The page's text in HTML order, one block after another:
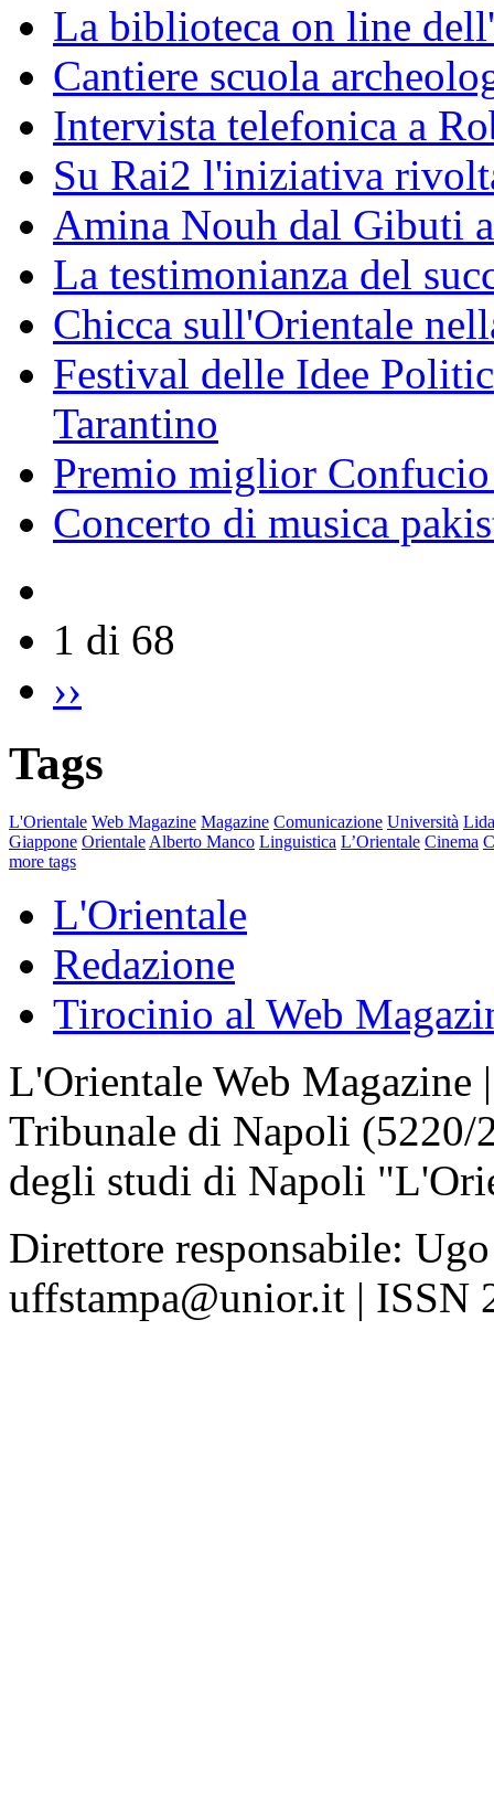
La biblioteca on line
Cantiere scuola
Intervista telefonica a
Su Rai2 l'iniziativa
Amina Nouh dal Gibuti
La testimonianza del
Chicca sull'Orientale
Festival delle Idee
Tarantino
Premio miglior
Concerto di musica
1 di 68
››
Tags
L'Orientale Web Magazine Magazine Comunicazione Università
Giappone Orientale Alberto Manco Linguistica L’Orientale Cinema
more tags
L'Orientale
Redazione
Tirocinio al Web
L'Orientale Web Magazine
Tribunale di Napoli
degli studi di Napoli
Direttore responsabile:
uffstampa@unior.it | ISSN